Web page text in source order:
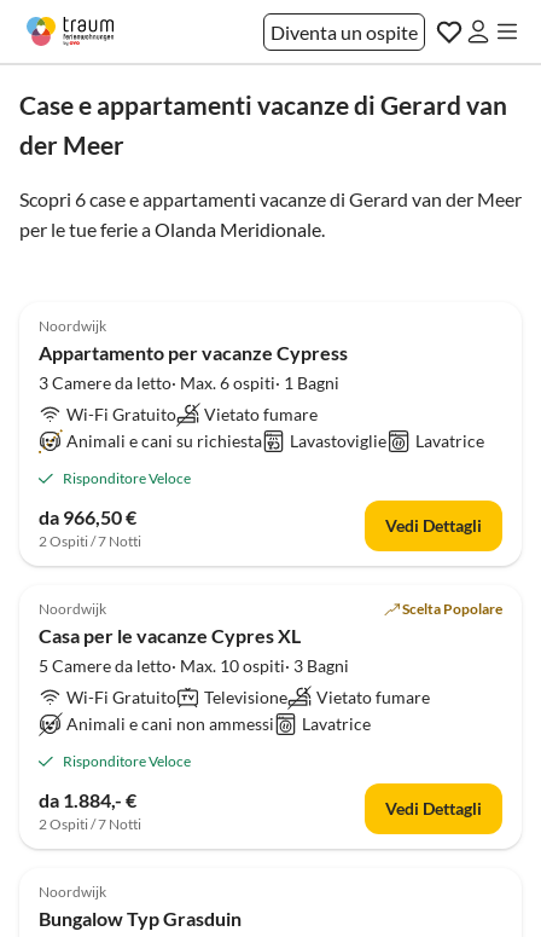
Diventa un ospite
Case e appartamenti vacanze di Gerard van
der Meer
Scopri 6 case e appartamenti vacanze di Gerard van der Meer
per le tue ferie aOlanda Meridionale.
Noordwijk
Appartamento per vacanze Cypress
3 Camere da letto· Max. 6 ospiti· 1 Bagni
Wi-Fi Gratuito
Vietato fumare
Animali e cani su richiesta
Lavastoviglie Lavatrice
Risponditore Veloce
da 966,50 €
2 Ospiti / 7 Notti
Vedi Dettagli
Noordwijk Scelta Popolare
Casa per le vacanze Cypres XL
5 Camere da letto· Max. 10 ospiti· 3 Bagni
Wi-Fi Gratuito
Televisione
Vietato fumare
Animali e cani non ammessi
Lavatrice
Risponditore Veloce
da 1.884,- €
2 Ospiti / 7 Notti
Vedi Dettagli
Noordwijk
Bungalow Typ Grasduin